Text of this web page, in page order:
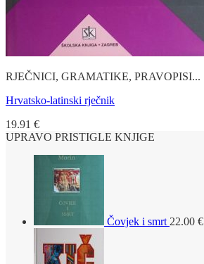
RJEČNICI, GRAMATIKE, PRAVOPISI...
Hrvatsko-latinski rječnik
19.91 €
UPRAVO PRISTIGLE KNJIGE
Čovjek i smrt 22.00 €